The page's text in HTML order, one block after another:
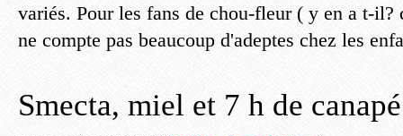
variés. Pour les fans de chou-fleur ( y en a t-il?
ne compte pas beaucoup d'adeptes chez les
Smecta, miel et 7 h de